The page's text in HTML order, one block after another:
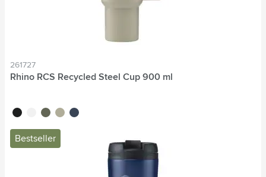
261727
Rhino RCS Recycled Steel Cup 900 ml
noir blancvert beigebleu marine
Bestseller